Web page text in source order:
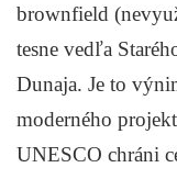
brownfield
tesne vedľa
Dunaja. Je to
moderného
UNESCO chráni